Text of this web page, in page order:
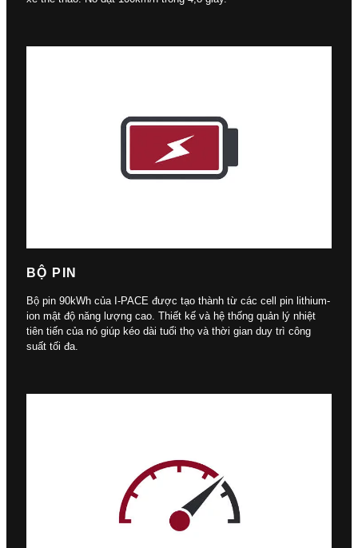
BỘ PIN
Bộ pin 90kWh của I-PACE được tạo thành từ các cell pin lithium-
ion mật độ năng lượng cao. Thiết kế và hệ thống quản lý nhiệt
tiên tiến của nó giúp kéo dài tuổi thọ và thời gian duy trì công
suất tối đa.